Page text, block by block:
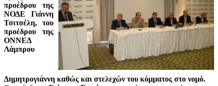
προέδρου της
ΝΟΔΕ Γιάννη
Τσιτσέλη, του
προέδρου της
ΟΝΝΕΔ
Λάμπρου
Δημητρογιάννη καθώς και στελεχών του κόμματος στο νομό.